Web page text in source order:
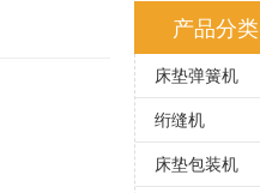
产品分类
床垫弹簧机
绗缝机
床垫包装机